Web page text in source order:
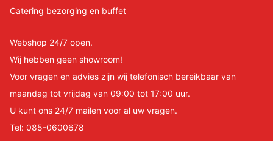
Catering bezorging en buffet
Webshop 24/7 open.
Wij hebben geen showroom!
Voor vragen en advies zijn wij telefonisch bereikbaar van
maandag tot vrijdag van 09:00 tot 17:00 uur.
U kunt ons 24/7 mailen voor al uw vragen.
Tel: 085-0600678